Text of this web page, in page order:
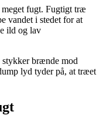
fugt. Fugtigt træ
vandet i stedet for at
ild og lav
brænde mod
lyd tyder på, at træet